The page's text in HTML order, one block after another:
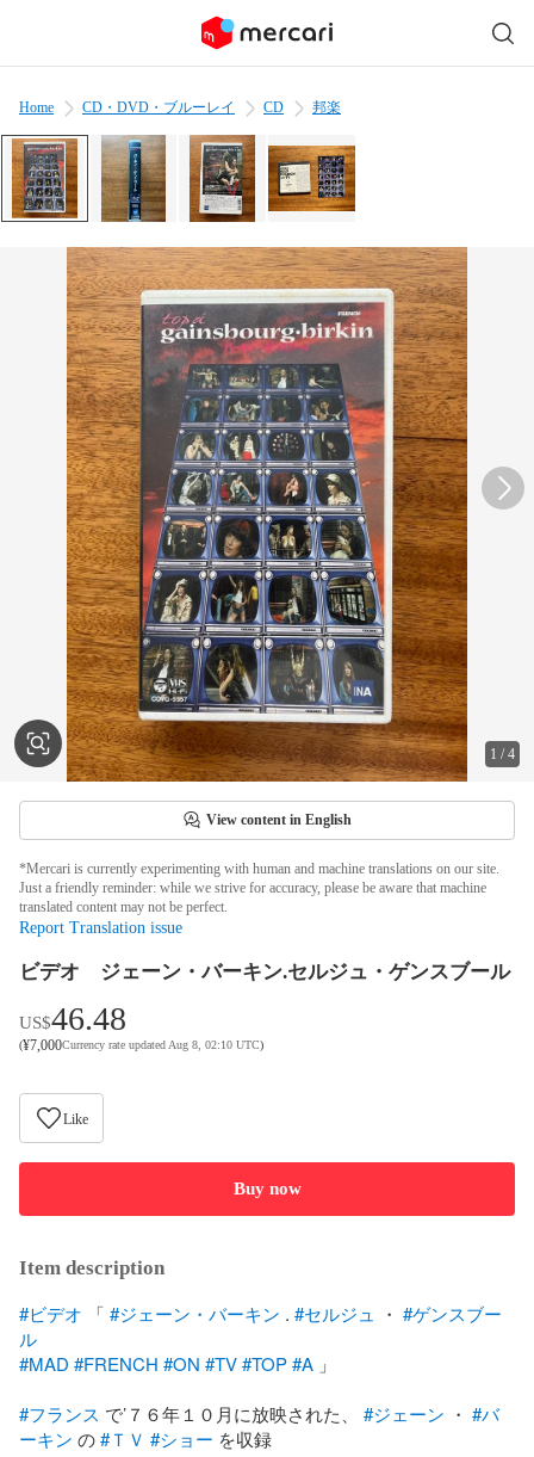
Home CD・DVD・ブルーレイ CD 邦楽
1 /4
View content in English
*Mercari is currently experimenting with human and machine translations on our site.
Just a friendly reminder: while we strive for accuracy, please be aware that machine
translated content may not be perfect.
Report Translation issue
ビデオ ジェーン・バーキン.セルジュ・ゲンスブール
US$46.48
(¥7,000Currency rate updated Aug 8, 02:10 UTC)
Like
Buy now
Item description
#ビデオ 「 #ジェーン・バーキン . #セルジュ ・ #ゲンスブー
ル
#MAD #FRENCH #ON #TV#TOP#A 」
#フランス で’７６年１０月に放映された、 #ジェーン ・ #バ
ーキン の #ＴＶ #ショー を収録